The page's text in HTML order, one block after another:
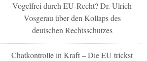
Vogelfrei durch EU-Recht? Dr. Ulrich
Vosgerau über den Kollaps des
deutschen Rechtsschutzes
Chatkontrolle in Kraft – Die EU trickst